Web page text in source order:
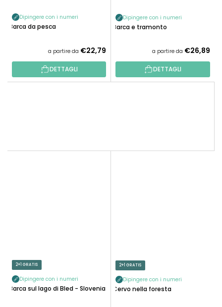
Dipingere con i numeri
Barca da pesca
a partire da €22,79
DETTAGLI
Dipingere con i numeri
Barca e tramonto
a partire da €26,89
DETTAGLI
2+1 GRATIS
Dipingere con i numeri
Barca sul lago di Bled - Slovenia
2+1 GRATIS
Dipingere con i numeri
Cervo nella foresta